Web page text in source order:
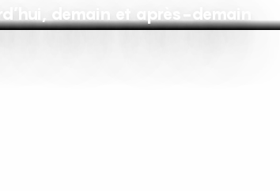
demain et après-demain